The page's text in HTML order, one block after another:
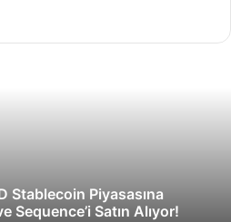
Stablecoin Piyasasına
Sequence’i Satın Alıyor!